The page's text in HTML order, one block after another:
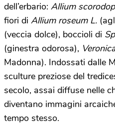
dell’erbario: Allium
fiori di Allium roseum L.
(veccia dolce), boccioli di
(ginestra odorosa),
Madonna). Indossati dalle
sculture preziose del
secolo, assai diffuse nelle
diventano immagini
tempo stesso.